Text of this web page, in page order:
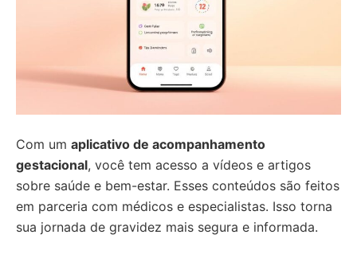
Com um aplicativo de acompanhamento
gestacional, você tem acesso a vídeos e artigos
sobre saúde e bem-estar. Esses conteúdos são feitos
em parceria com médicos e especialistas. Isso torna
sua jornada de gravidez mais segura e informada.